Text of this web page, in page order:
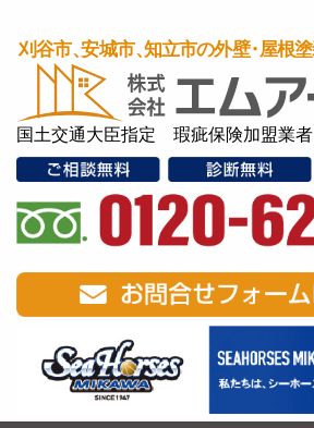
国土交通大臣指定 瑕疵保険加盟業者